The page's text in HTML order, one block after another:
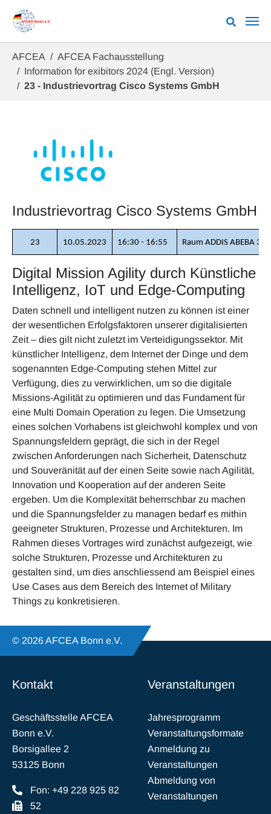
AFCEA
AFCEA Fachausstellung
Information for exibitors 2024 (Engl. Version)
23 - Industrievortrag Cisco Systems GmbH
Industrievortrag Cisco Systems GmbH
23 10.05.2023 16:30 - 16:55 Raum ADDIS ABEBA 3
Digital Mission Agility durch Künstliche
Intelligenz, IoT und Edge-Computing
Daten schnell und intelligent nutzen zu können ist einer
der wesentlichen Erfolgsfaktoren unserer digitalisierten
Zeit – dies gilt nicht zuletzt im Verteidigungssektor. Mit
künstlicher Intelligenz, dem Internet der Dinge und dem
sogenannten Edge-Computing stehen Mittel zur
Verfügung, dies zu verwirklichen, um so die digitale
Missions-Agilität zu optimieren und das Fundament für
eine Multi Domain Operation zu legen. Die Umsetzung
eines solchen Vorhabens ist gleichwohl komplex und von
Spannungsfeldern geprägt, die sich in der Regel
zwischen Anforderungen nach Sicherheit, Datenschutz
und Souveränität auf der einen Seite sowie nach Agilität,
Innovation und Kooperation auf der anderen Seite
ergeben. Um die Komplexität beherrschbar zu machen
und die Spannungsfelder zu managen bedarf es mithin
geeigneter Strukturen, Prozesse und Architekturen. Im
Rahmen dieses Vortrages wird zunächst aufgezeigt, wie
solche Strukturen, Prozesse und Architekturen zu
gestalten sind, um dies anschliessend am Beispiel eines
Use Cases aus dem Bereich des Internet of Military
Things zu konkretisieren.
© 2026 AFCEA Bonn e.V.
Kontakt
Geschäftsstelle AFCEA
Bonn e.V.
Borsigallee 2
53125 Bonn
Fon: +49 228 925 82
52
Veranstaltungen
Jahresprogramm
Veranstaltungsformate
Anmeldung zu
Veranstaltungen
Abmeldung von
Veranstaltungen